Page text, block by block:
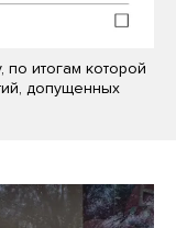
итогам которой
допущенных